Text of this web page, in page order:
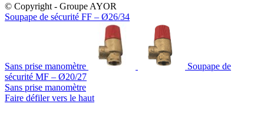
© Copyright - Groupe AYOR
Soupape de sécurité FF – Ø26/34
Sans prise manomètre
Soupape de
sécurité MF – Ø20/27
Sans prise manomètre
Faire défiler vers le haut